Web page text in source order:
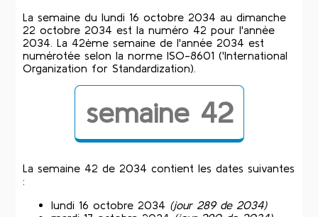
La semaine du lundi 16 octobre 2034 au dimanche
22 octobre 2034 est la numéro 42 pour l'année
2034. La 42ème semaine de l'année 2034 est
numérotée selon la norme ISO-8601 ('International
Organization for Standardization).
semaine 42
La semaine 42 de 2034 contient les dates suivantes
:
lundi 16 octobre 2034 (jour 289 de 2034)